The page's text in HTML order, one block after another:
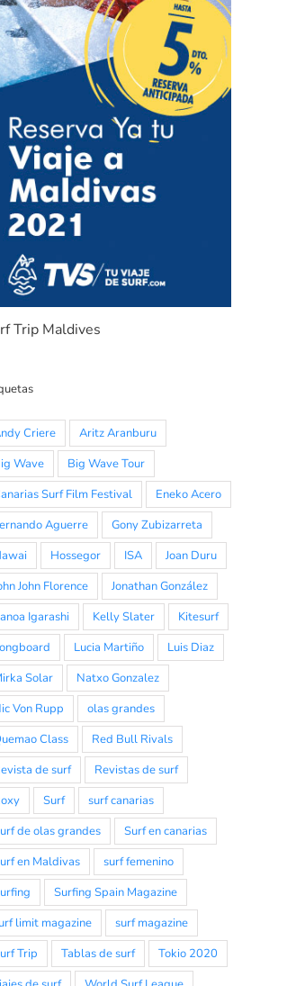
Trip Maldives
Criere
Aritz Aranburu
Wave
Big Wave Tour
Surf Film Festival
Eneko Acero
Aguerre
Gony Zubizarreta
Hossegor ISA
Joan Duru
John Florence
Jonathan González
Igarashi
Kelly Slater
Kitesurf
Lucia Martiño
Luis Diaz
Solar
Natxo Gonzalez
Von Rupp
olas grandes
Class
Red Bull Rivals
de surf
Revistas de surf
Surf
surf canarias
de olas grandes
Surf en canarias
en Maldivas
surf femenino
Surfing Spain Magazine
limit magazine
surf magazine
Trip
Tablas de surf
Tokio 2020